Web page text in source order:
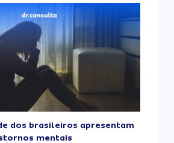
dos brasileiros apresentam
mentais